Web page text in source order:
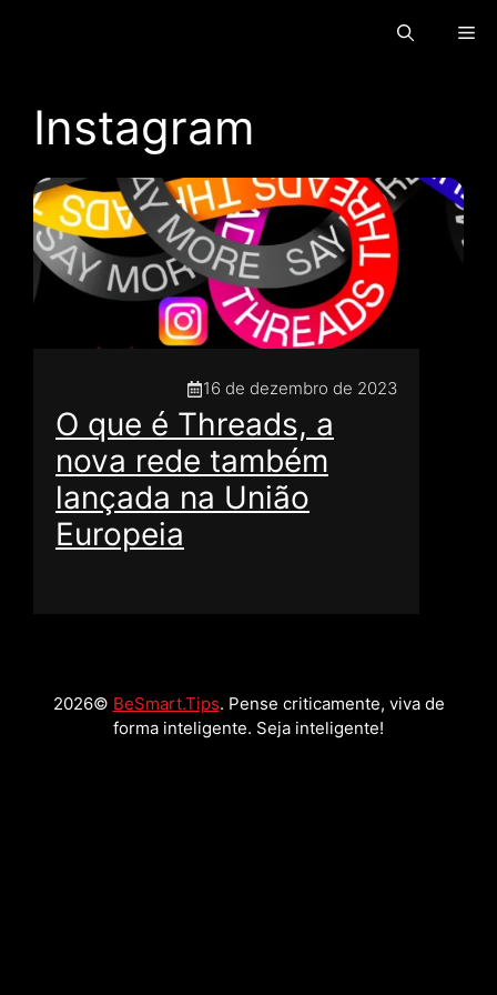
Instagram
16 de dezembro de 2023
O que é Threads, a
nova rede também
lançada na União
Europeia
2026© BeSmart.Tips. Pense criticamente, viva de
forma inteligente. Seja inteligente!